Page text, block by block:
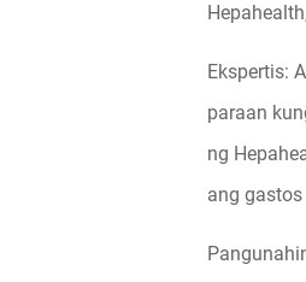
Ekspertis:
paraan
ng
ang